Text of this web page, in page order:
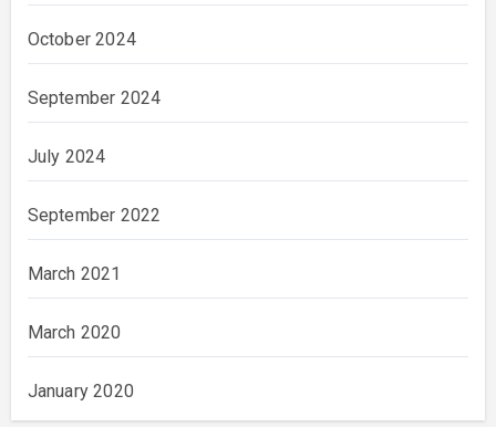
October 2024
September 2024
July 2024
September 2022
March 2021
March 2020
January 2020